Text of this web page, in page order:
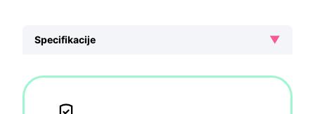
Specifikacije ▼